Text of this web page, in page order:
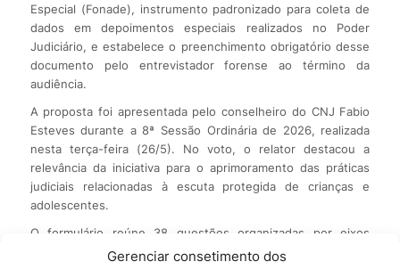
Gerenciar consetimento dos
Especial (Fonade), instrumento padronizado para coleta de
dados em depoimentos especiais realizados no Poder
Judiciário, e estabelece o preenchimento obrigatório desse
documento pelo entrevistador forense ao término da
audiência.
A proposta foi apresentada pelo conselheiro do CNJ Fabio
Esteves durante a 8ª Sessão Ordinária de 2026, realizada
nesta terça-feira (26/5). No voto, o relator destacou a
relevância da iniciativa para o aprimoramento das práticas
judiciais relacionadas à escuta protegida de crianças e
adolescentes.
O formulário reúne 38 questões organizadas por eixos
temáticos, voltados à sistematização de informações sobre